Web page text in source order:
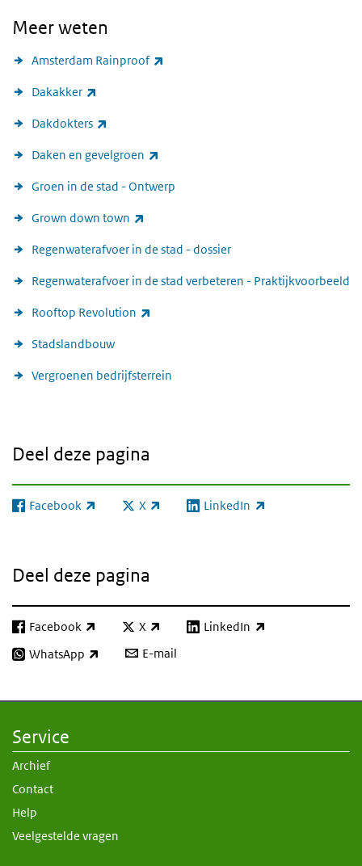
Meer weten
Amsterdam Rainproof
Dakakker
Dakdokters
Daken en gevelgroen
Groen in de stad - Ontwerp
Grown down town
Regenwaterafvoer in de stad - dossier
Regenwaterafvoer in de stad verbeteren - Praktijkvoorbeeld
Rooftop Revolution
Stadslandbouw
Vergroenen bedrijfsterrein
Deel deze pagina
Facebook
(externe link) X
(externe link) LinkedIn
(externe link)
Deel deze pagina
Facebook
(externe link) X
(externe link) LinkedIn
(externe link)
WhatsApp
(externe link) E-mail
Service
Archief
Contact
Help
Veelgestelde vragen